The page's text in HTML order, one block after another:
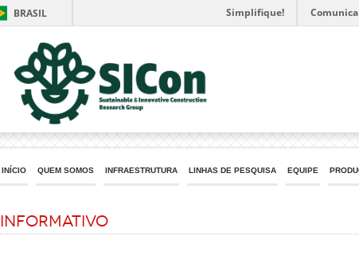
BRASIL Simplifique! Comunica
INÍCIO QUEM SOMOS INFRAESTRUTURA LINHAS DE PESQUISA EQUIPE
Informativo